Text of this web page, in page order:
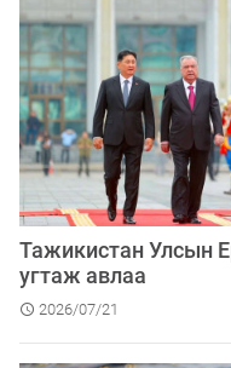
Тажикистан Улсын
угтаж авлаа
2026/07/21